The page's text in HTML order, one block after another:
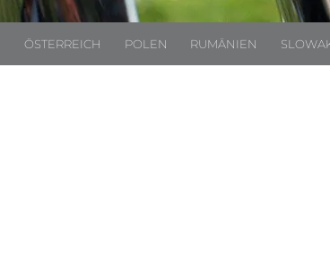
ÖSTERREICH POLEN RUMÄNIEN